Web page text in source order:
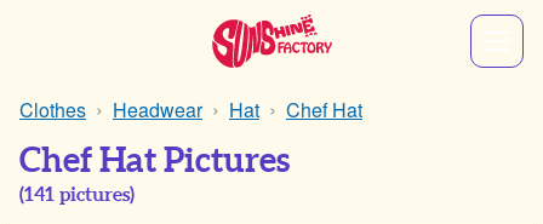
Clothes Headwear Hat Chef Hat
Chef Hat Pictures
(141 pictures)